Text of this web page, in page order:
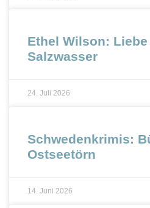
Ethel Wilson:
Salzwasser
24. Juli 2026
Schwedenkrimis:
Ostseetörn
14. Juni 2026